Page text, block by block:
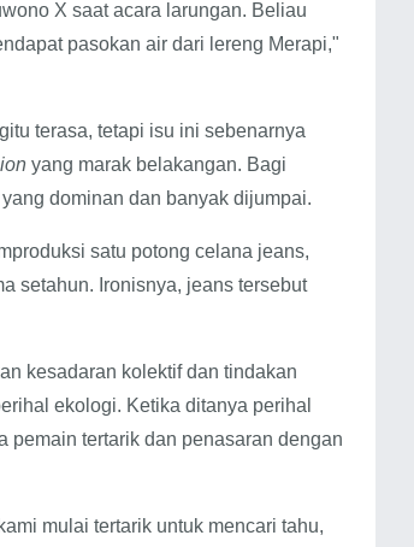
X saat acara larungan. Beliau
pasokan air dari lereng Merapi,"
terasa, tetapi isu ini sebenarnya
yang marak belakangan. Bagi
dominan dan banyak dijumpai.
satu potong celana jeans,
setahun. Ironisnya, jeans tersebut
kesadaran kolektif dan tindakan
ekologi. Ketika ditanya perihal
pemain tertarik dan penasaran dengan
mulai tertarik untuk mencari tahu,